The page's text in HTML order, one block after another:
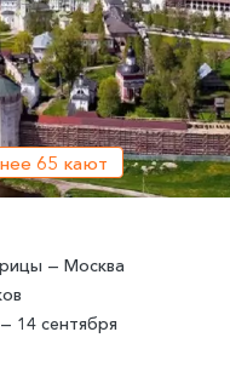
65 кают
— Москва
14 сентября